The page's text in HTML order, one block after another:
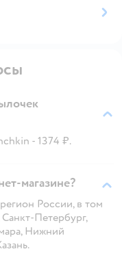
- 1374 ₽.
магазине?
России, в том
Петербург,
Нижний